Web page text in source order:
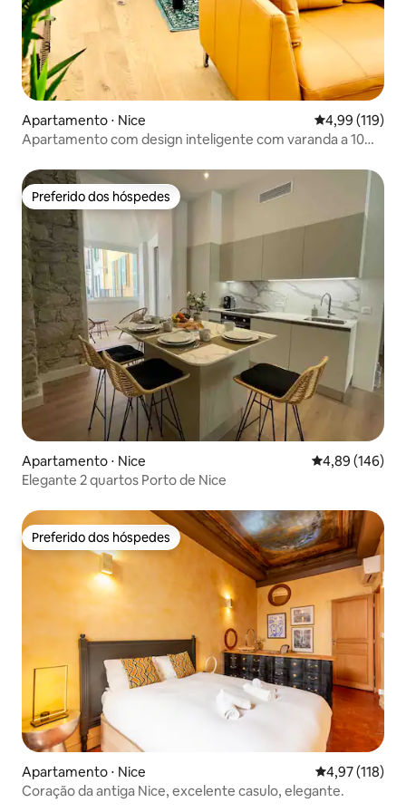
Apartamento ⋅ Nice 4,99 de uma
4,99 (119)
Apartamento com design inteligente com varanda a 10
Preferido dos hóspedes
Preferido dos hóspedes
Apartamento ⋅ Nice 4,89 de uma
4,89 (146)
Elegante 2 quartos Porto de Nice
Preferido dos hóspedes
Preferido dos hóspedes
Apartamento ⋅ Nice 4,97 de uma
4,97 (118)
Coração da antiga Nice, excelente casulo, elegante.